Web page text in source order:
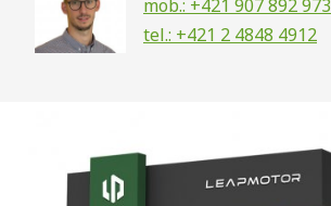
mob.: +421 907 892 973
tel.: +421 2 4848 4912